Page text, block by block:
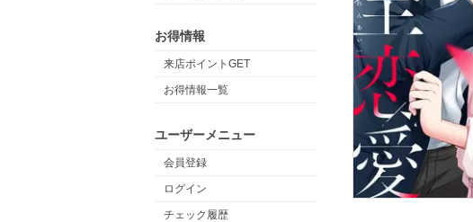
お得情報
来店ポイントGET
お得情報一覧
ユーザーメニュー
会員登録
ログイン
チェック履歴